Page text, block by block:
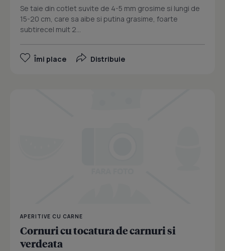
Se taie din cotlet suvite de 4-5 mm grosime si lungi de
15-20 cm, care sa aibe si putina grasime, foarte
subtirecel mult 2...
Îmi place Distribuie
APERITIVE CU CARNE
Cornuri cu tocatura de carnuri si
verdeata